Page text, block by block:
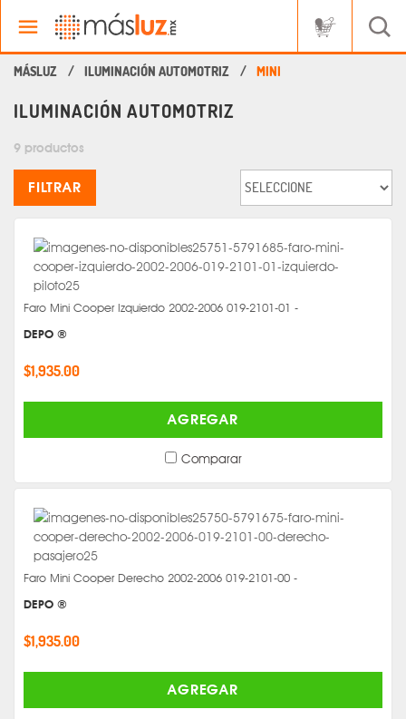
ILUMINACIÓN AUTOMOTRIZ MINI
ILUMINACIÓN AUTOMOTRIZ
9 productos
FILTRAR
Faro Mini Cooper Izquierdo 2002-2006 019-2101-01 -
DEPO ®
$1,935.00
AGREGAR
Comparar
Faro Mini Cooper Derecho 2002-2006 019-2101-00 -
DEPO ®
$1,935.00
AGREGAR